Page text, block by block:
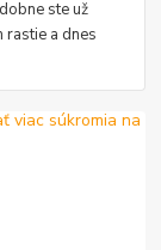
ste už
rastie a dnes